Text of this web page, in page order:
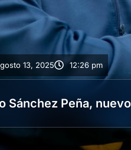
13, 2025 12:26 pm
Peña,